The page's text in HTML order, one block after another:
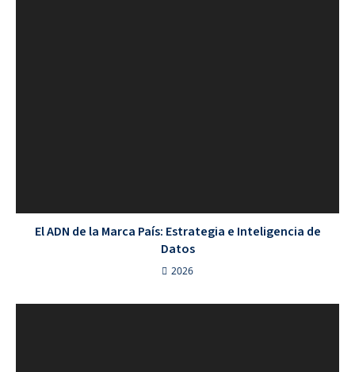
El ADN de la Marca País: Estrategia e Inteligencia de
Datos
2026